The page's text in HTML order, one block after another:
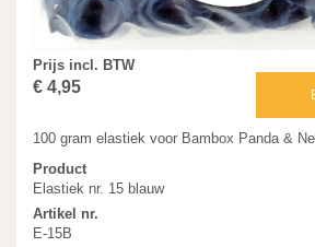
Prijs incl. BTW
€ 4,95
100 gram elastiek voor Bambox Panda &
Product
Elastiek nr. 15 blauw
Artikel nr.
E-15B